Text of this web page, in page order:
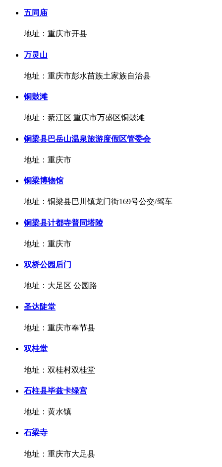
五同庙
地址：重庆市开县
万灵山
地址：重庆市彭水苗族土家族自治县
铜鼓滩
地址：綦江区 重庆市万盛区铜鼓滩
铜梁县巴岳山温泉旅游度假区管委会
地址：重庆市
铜梁博物馆
地址：铜梁县巴川镇龙门街169号公交/驾车
铜梁县计都寺普同塔陵
地址：重庆市
双桥公园后门
地址：大足区 公园路
圣达陡堂
地址：重庆市奉节县
双桂堂
地址：双桂村双桂堂
石柱县毕兹卡绿宫
地址：黄水镇
石梁寺
地址：重庆市大足县